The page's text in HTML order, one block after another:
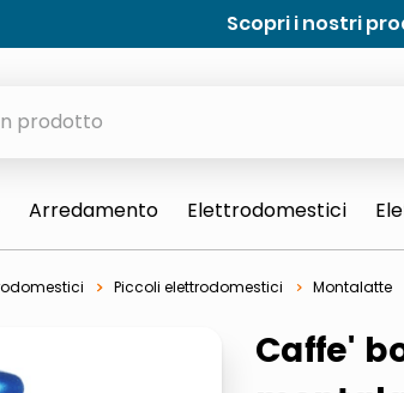
Scopri i nostri
parete
Arredamento Elettrodomestici
Piccoli elettrodomestici Montalatte
Caffe'